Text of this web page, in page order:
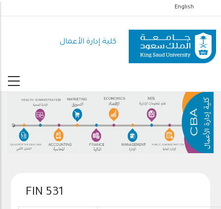
إلى
المحتوى
الرئيسي
English
كلية إدارة الأعمال
FIN 531